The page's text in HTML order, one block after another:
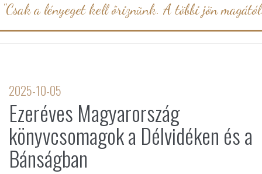
"Csak a lényeget kell őriznünk. A többi jön
2025-10-05
Ezeréves Magyarország
könyvcsomagok a Délvidéken és a
Bánságban